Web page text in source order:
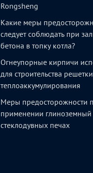
Rongsheng
Какие меры
следует соблюдать при
бетона в топку котла?
Огнеупорные кирпичи
для строительства
теплоаккумулирования
Меры предосторожности
применении
стеклодувных печах